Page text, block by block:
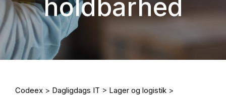
holdbarhed
Codeex > Dagligdags IT > Lager og logistik >